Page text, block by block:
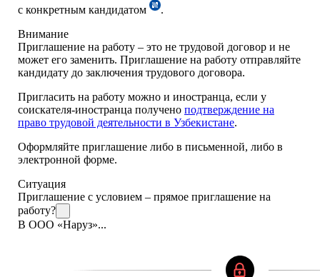
с конкретным кандидатом
.
Внимание
Приглашение на работу – это не трудовой договор и не
может его заменить. Приглашение на работу отправляйте
кандидату до заключения трудового договора.
Пригласить на работу можно и иностранца, если у
соискателя-иностранца получено подтверждение на
право трудовой деятельности в Узбекистане.
Оформляйте приглашение либо в письменной, либо в
электронной форме.
Ситуация
Приглашение с условием – прямое приглашение на
работу?
В ООО «Наруз»...